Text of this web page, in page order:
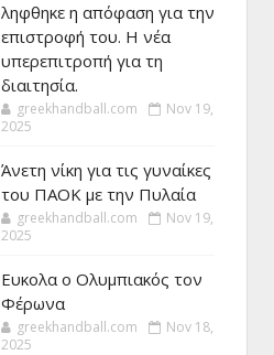
ληφθηκε η απόφαση για την
επιστροφή του. Η νέα
υπερεπιτροπή για τη
διαιτησία.
greekhandball.com
Nov 19,
2025
Άνετη νίκη για τις γυναίκες
του ΠΑΟΚ με την Πυλαία
greekhandball.com
Nov 19,
2025
Ευκολα ο Ολυμπιακός τον
Φέρωνα
greekhandball.com
Nov 18,
2025